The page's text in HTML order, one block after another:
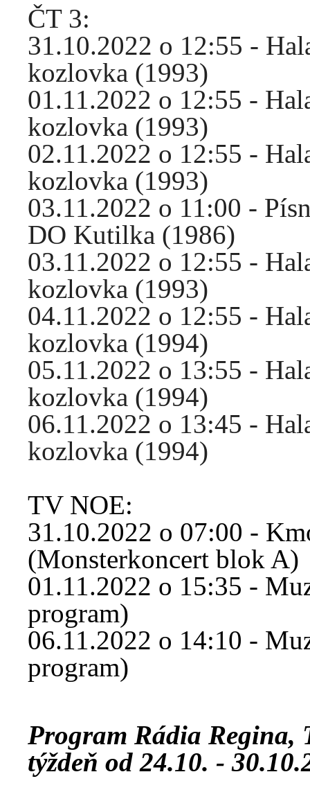
ČT 3:
31.10.2022 o 12:55 -
kozlovka (1993)
01.11.2022 o 12:55 -
kozlovka (1993)
02.11.2022 o 12:55 -
kozlovka (1993)
03.11.2022 o 11:00 -
DO Kutilka (1986)
03.11.2022 o 12:55 -
kozlovka (1993)
04.11.2022 o 12:55 -
kozlovka (1994)
05.11.2022 o 13:55 -
kozlovka (1994)
06.11.2022 o 13:45 -
kozlovka (1994)
TV NOE:
31.10.2022 o 07:00 -
(Monsterkoncert blok A)
01.11.2022 o 15:35 -
program)
06.11.2022 o 14:10 -
program)
Program Rádia Regina,
týždeň od 24.10. -